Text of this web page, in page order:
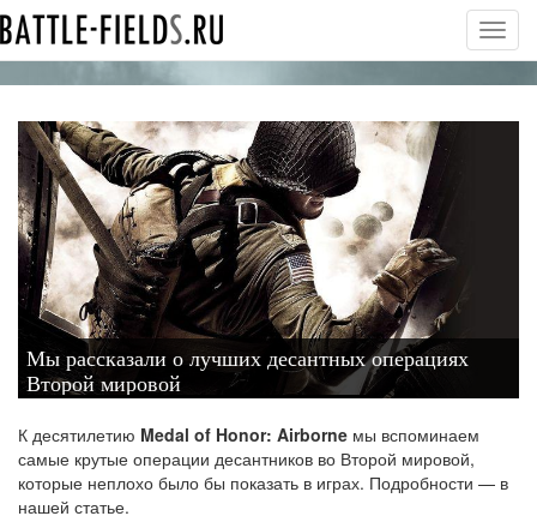
Мы рассказали о лучших десантных операциях
Второй мировой
К десятилетию Medal of Honor: Airborne мы вспоминаем
самые крутые операции десантников во Второй мировой,
которые неплохо было бы показать в играх. Подробности — в
нашей статье.